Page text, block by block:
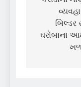
બિલ્ડર
ઘરોબાના